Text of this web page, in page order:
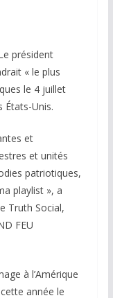
président
« le plus
le 4 juillet
États-Unis.
et
et unités
patriotiques,
playlist », a
Truth Social,
FEU
à l’Amérique
année le